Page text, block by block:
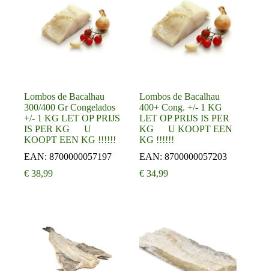
Lombos de Bacalhau
300/400 Gr Congelados
+/- 1 KG LET OP PRIJS
IS PER KG U
KOOPT EEN KG !!!!!!
EAN: 8700000057197
€ 38,99
Lombos de Bacalhau
400+ Cong. +/- 1 KG
LET OP PRIJS IS PER
KG U KOOPT EEN
KG !!!!!!
EAN:8700000057203
€ 34,99